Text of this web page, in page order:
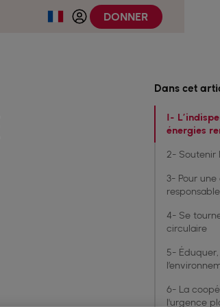
DONNER
Dans cet
1-
énergies
2- Soutenir
3- Pour
4- Se
circulaire‍
5-
6- La
l'urgence